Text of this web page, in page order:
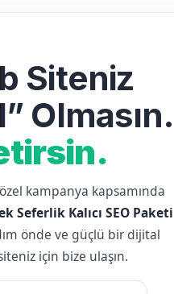
Siteniz
Olmasın.
kampanya kapsamında
Seferlik Kalıcı SEO Paketi
önde ve güçlü bir dijital
için bize ulaşın.